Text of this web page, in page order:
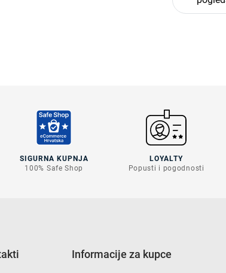
SIGURNA KUPNJA
100% Safe Shop
LOYALTY
Popusti i pogodnosti
Informacije za kupce